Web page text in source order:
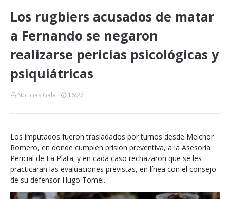
Los rugbiers acusados de matar
a Fernando se negaron
realizarse pericias psicológicas y
psiquiátricas
Noticias Gala 16:27
Los imputados fueron trasladados por turnos desde Melchor
Romero, en donde cumplen prisión preventiva, a la Asesoría
Pericial de La Plata; y en cada caso rechazaron que se les
practicaran las evaluaciones previstas, en línea con el consejo
de su defensor Hugo Tomei.